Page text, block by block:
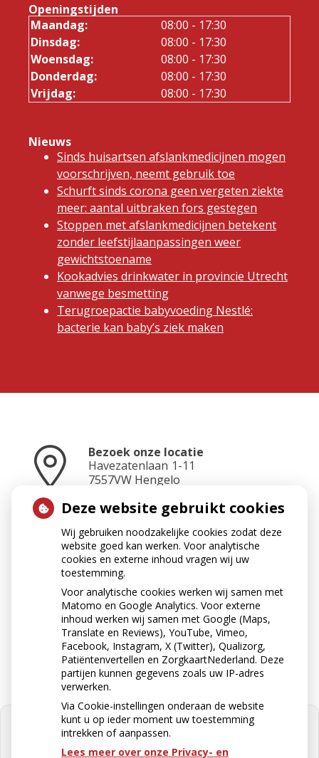
Openingstijden
Maandag:
08:00 - 17:30
Dinsdag:
08:00 - 17:30
Woensdag:
08:00 - 17:30
Donderdag:
08:00 - 17:30
Vrijdag:
08:00 - 17:30
Nieuws
Sinds huisartsen afslankmedicijnen mogen
voorschrijven, neemt gebruik toe
Schurft sinds corona geen vergeten ziekte
meer: aantal uitbraken fors gestegen
Stoppen met afslankmedicijnen betekent
zonder leefstijlaanpassingen weer
gewichtstoename
Kookadvies drinkwater in provincie Utrecht
vanwege besmetting
Terugroepactie babyvoeding Nestlé:
bacterie kan baby’s ziek maken
Bezoek onze locatie
Havezatenlaan 1-11
7557VW Hengelo
Neem contact op
074-2423465
Stuur ons een e-mail
apotheek@apotheekkoop.nl
Deze website gebruikt cookies
Wij gebruiken noodzakelijke cookies zodat deze
website goed kan werken. Voor analytische
cookies en externe inhoud vragen wij uw
toestemming.
Voor analytische cookies werken wij samen met
Matomo en Google Analytics. Voor externe
inhoud werken wij samen met Google (Maps,
Translate en Reviews), YouTube, Vimeo,
Facebook, Instagram, X (Twitter), Qualizorg,
Patiëntenvertellen en ZorgkaartNederland. Deze
partijen kunnen gegevens zoals uw IP-adres
verwerken.
Via Cookie-instellingen onderaan de website
kunt u op ieder moment uw toestemming
intrekken of aanpassen.
Lees meer over onze Privacy- en